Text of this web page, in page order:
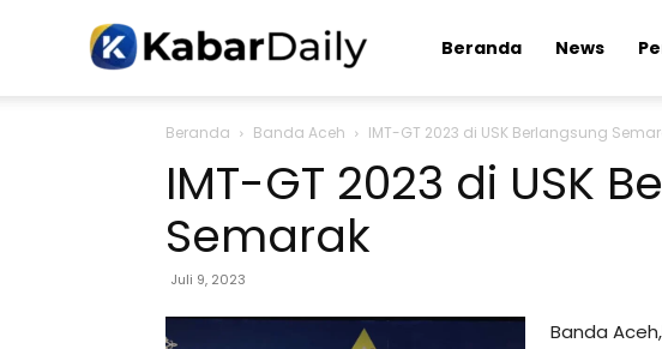
Kabardaily.com
Beranda News
Beranda Banda Aceh IMT-GT 2023 di USK Berlangsung
IMT-GT 2023 di USK
Semarak
Juli 9, 2023
Banda